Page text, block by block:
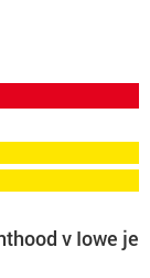
v Iowe je